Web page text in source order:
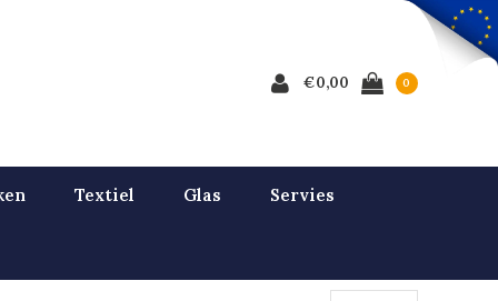
€0,00 0
Textiel Glas Servies